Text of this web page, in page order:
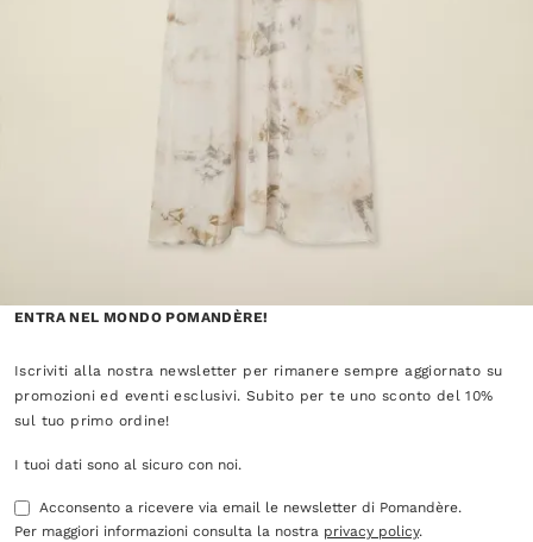
ENTRA NEL MONDO POMANDÈRE!
Iscriviti alla nostra newsletter per rimanere sempre aggiornato su
promozioni ed eventi esclusivi. Subito per te uno sconto del 10%
sul tuo primo ordine!
I tuoi dati sono al sicuro con noi.
Acconsento a ricevere via email le newsletter di Pomandère.
Per maggiori informazioni consulta la nostra privacy policy.